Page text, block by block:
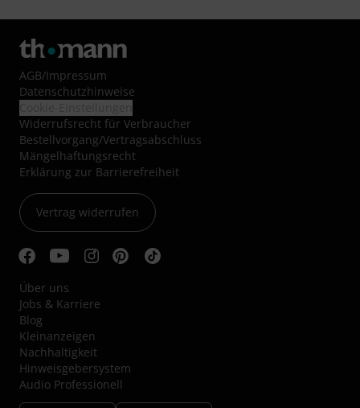
AGB/Impressum
Datenschutzhinweise
Widerrufsrecht für Verbraucher
Bestellvorgang/Vertragsabschluss
Mängelhaftungsrecht
Erklärung zur Barrierefreiheit
Vertrag widerrufen
Über uns
Jobs & Karriere
Blog
Kleinanzeigen
Nachhaltigkeit
Hinweisgebersystem
Audio Professionell